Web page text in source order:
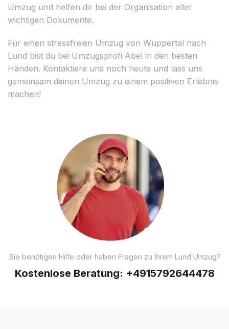
Umzug und helfen dir bei der Organisation aller
wichtigen Dokumente.
Für einen stressfreien Umzug von Wuppertal nach
Lund bist du bei Umzugsprofi Abel in den besten
Händen. Kontaktiere uns noch heute und lass uns
gemeinsam deinen Umzug zu einem positiven Erlebnis
machen!
Sie benötigen Hilfe oder haben Fragen zu Ihrem Lund Umzug?
Kostenlose Beratung: +4915792644478